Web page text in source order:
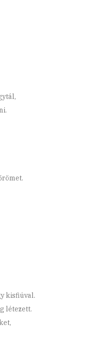
kisfiúval.
létezett.